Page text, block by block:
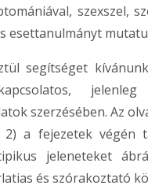
szexszel,
esettanulmányt
segítséget
szerzésében. Az
a fejezetek végén
jeleneteket
és szórakoztató